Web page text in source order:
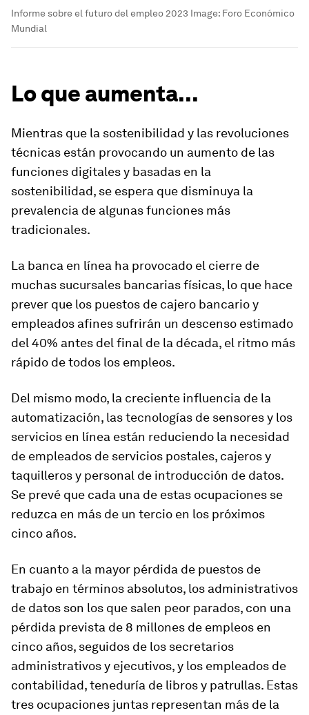
Informe sobre el futuro del empleo 2023 Image: Foro Económico
Mundial
Lo que aumenta...
Mientras que la sostenibilidad y las revoluciones
técnicas están provocando un aumento de las
funciones digitales y basadas en la
sostenibilidad, se espera que disminuya la
prevalencia de algunas funciones más
tradicionales.
La banca en línea ha provocado el cierre de
muchas sucursales bancarias físicas, lo que hace
prever que los puestos de cajero bancario y
empleados afines sufrirán un descenso estimado
del 40% antes del final de la década, el ritmo más
rápido de todos los empleos.
Del mismo modo, la creciente influencia de la
automatización, las tecnologías de sensores y los
servicios en línea están reduciendo la necesidad
de empleados de servicios postales, cajeros y
taquilleros y personal de introducción de datos.
Se prevé que cada una de estas ocupaciones se
reduzca en más de un tercio en los próximos
cinco años.
En cuanto a la mayor pérdida de puestos de
trabajo en términos absolutos, los administrativos
de datos son los que salen peor parados, con una
pérdida prevista de 8 millones de empleos en
cinco años, seguidos de los secretarios
administrativos y ejecutivos, y los empleados de
contabilidad, teneduría de libros y patrullas. Estas
tres ocupaciones juntas representan más de la